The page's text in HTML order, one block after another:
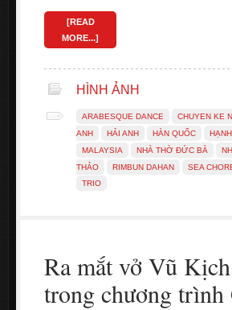
[READ
MORE...]
HÌNH ẢNH
ARABESQUE DANCE CHUYEN KE
ANH
HẢI ANH HÀN QUỐC
MALAYSIA
NHÀ THỜ ĐỨC BÀ
THẢO
RIMBUN DAHAN SEA
TRIO
Ra mắt vở Vũ
trong chương